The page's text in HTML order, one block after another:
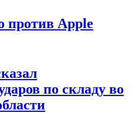
против Apple
по складу во